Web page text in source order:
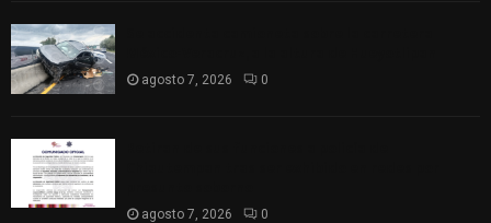
agosto 7, 2026 0
agosto 7, 2026 0